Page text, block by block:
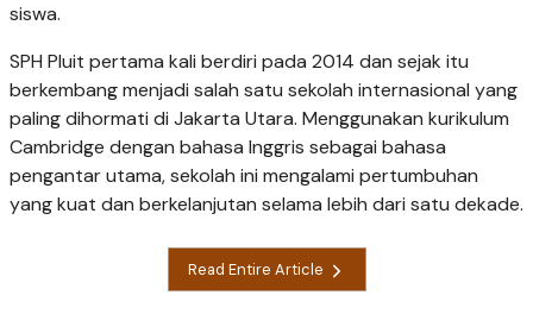
siswa.
SPH Pluit pertama kali berdiri pada 2014 dan sejak itu
berkembang menjadi salah satu sekolah internasional yang
paling dihormati di Jakarta Utara. Menggunakan kurikulum
Cambridge dengan bahasa Inggris sebagai bahasa
pengantar utama, sekolah ini mengalami pertumbuhan
yang kuat dan berkelanjutan selama lebih dari satu dekade.
Read Entire Article